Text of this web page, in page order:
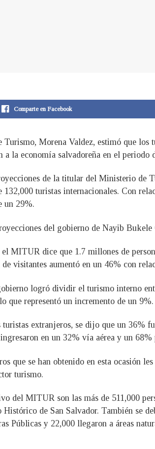
Comparte en Facebook
Turismo, Morena Valdez, estimó que
a la economía salvadoreña en el periodo
de la titular del Ministerio de
132,000 turistas internacionales. Con
un 29%.
del gobierno de Nayib
MITUR dice que 1.7 millones de
visitantes aumentó en un 46% con
logró dividir el turismo interno
que representó un incremento de un 9%.
extranjeros, se dijo que un 36%
en un 32% vía aérea y un 68%
que se han obtenido en esta ocasión
turismo.
del MITUR son las más de 511,000
de San Salvador. También se
Públicas y 22,000 llegaron a áreas